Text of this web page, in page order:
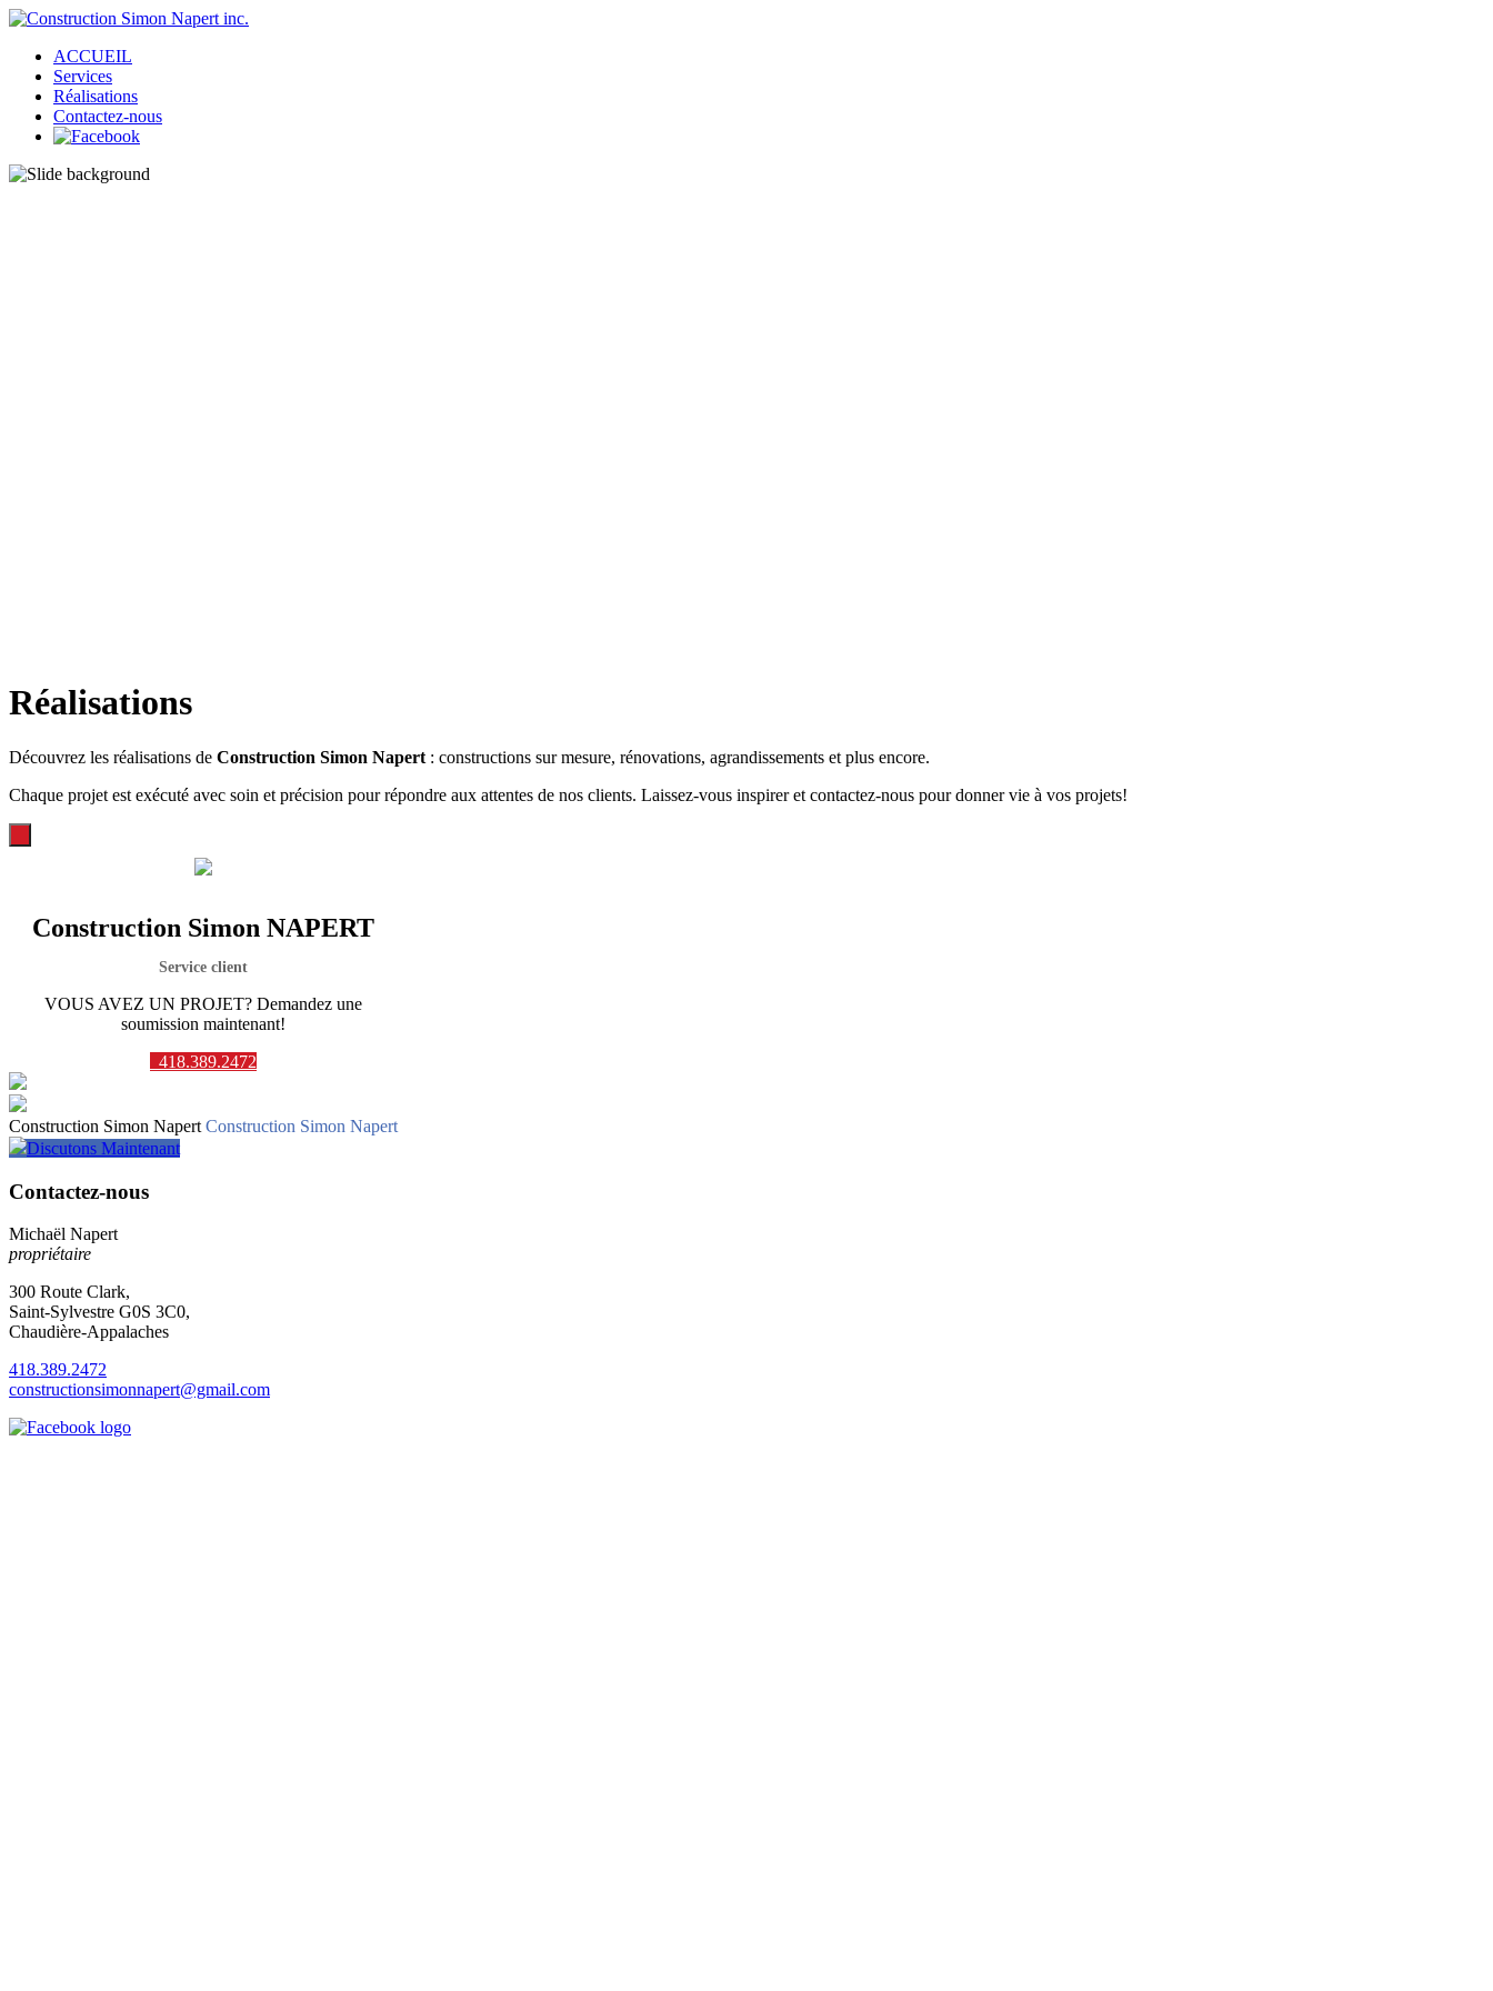
ACCUEIL
Services
Réalisations
Contactez-nous
Réalisations
Découvrez les réalisations de Construction Simon Napert : constructions sur mesure, rénovations, agrandissements et plus encore.
Chaque projet est exécuté avec soin et précision pour répondre aux attentes de nos clients. Laissez-vous inspirer et contactez-nous pour donner vie à vos projets!
Construction Simon NAPERT
Service client
VOUS AVEZ UN PROJET? Demandez une
soumission maintenant!
418.389.2472
Construction Simon Napert Construction Simon Napert
Discutons Maintenant
Contactez-nous
Michaël Napert
propriétaire
300 Route Clark,
Saint-Sylvestre G0S 3C0,
Chaudière-Appalaches
418.389.2472
constructionsimonnapert@gmail.com